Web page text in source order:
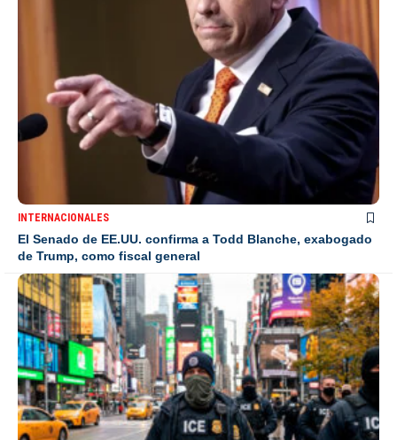
INTERNACIONALES
El Senado de EE.UU. confirma a Todd Blanche, exabogado
de Trump, como fiscal general